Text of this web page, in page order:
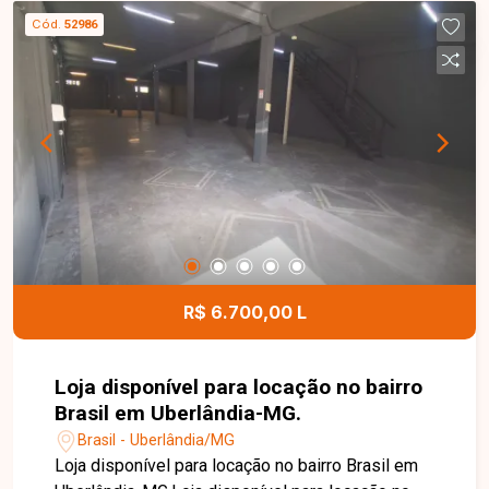
diferentes tipos de projetos. Suas dimensões
permitem ampla flexibilidade para construção,
tornando-o uma excelente opção para quem
deseja construir a residência dos sonhos ou
investir em um empreendimento comercial.
Localizado em uma região tranquila, segura e
com ótima valorização imobiliária. Entre em
contato com a Delta Imóveis e agende uma visita.
Nossa equipe está pronta para apresentar todos
os detalhes deste terreno e ajudar você a realizar
um excelente investimento.
Cód. 52986
R$ 6.700,00 L
Loja disponível para locação no bairro
Brasil em Uberlândia-MG.
Brasil - Uberlândia/MG
Loja disponível para locação no bairro Brasil em